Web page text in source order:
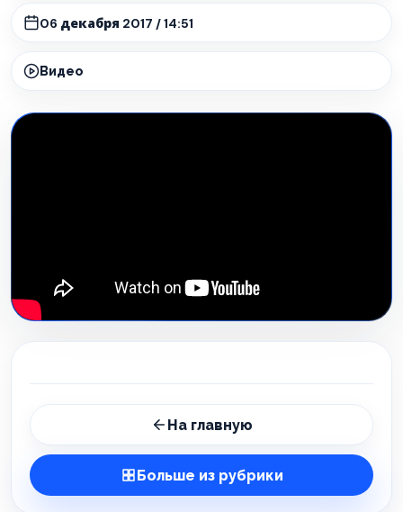
06 декабря 2017 / 14:51
Видео
На главную
Больше из рубрики